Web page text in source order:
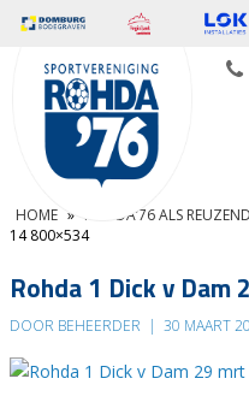
HOME » ROHDA’76 ALS
14 800×534
Rohda 1 Dick v
DOOR BEHEERDER | 30 MAART